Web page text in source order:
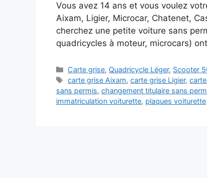
Vous avez 14 ans et vous voulez
Aixam, Ligier, Microcar, Chatenet,
cherchez une petite voiture sans
quadricycles à moteur, microcars)
Catégories
Carte grise, Quadricycle Léger, Scooter
Étiquettes
carte grise Aixam,carte grise Ligier,
sans permis, changement titulaire sans
immatriculation voiturette, plaques voiturette